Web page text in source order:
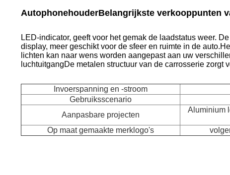
AutophonehouderBelangrijkste verkooppunten
LED-indicator, geeft voor het gemak de laadstatus weer.
display, meer geschikt voor de sfeer en ruimte in de
lichten kan naar wens worden aangepast aan uw
luchtuitgangDe metalen structuur van de carrosserie zorgt
Invoerspanning en -stroom
Gebruiksscenario
Aanpasbare projecten
Aluminium
Op maat gemaakte merklogo's